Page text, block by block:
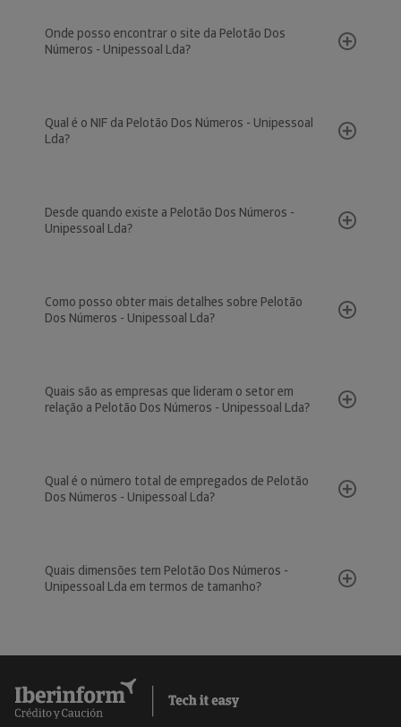
Onde posso encontrar o site da Pelotão Dos
Números - Unipessoal Lda?
Qual é o NIF da Pelotão Dos Números - Unipessoal
Lda?
Desde quando existe a Pelotão Dos Números -
Unipessoal Lda?
Como posso obter mais detalhes sobre Pelotão
Dos Números - Unipessoal Lda?
Quais são as empresas que lideram o setor em
relação a Pelotão Dos Números - Unipessoal Lda?
Qual é o número total de empregados de Pelotão
Dos Números - Unipessoal Lda?
Quais dimensões tem Pelotão Dos Números -
Unipessoal Lda em termos de tamanho?